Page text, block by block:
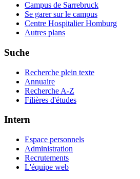
Campus de Sarrebruck
Se garer sur le campus
Centre Hospitalier Homburg
Autres plans
Suche
Recherche plein texte
Annuaire
Recherche A-Z
Filières d'études
Intern
Espace personnels
Administration
Recrutements
L'équipe web